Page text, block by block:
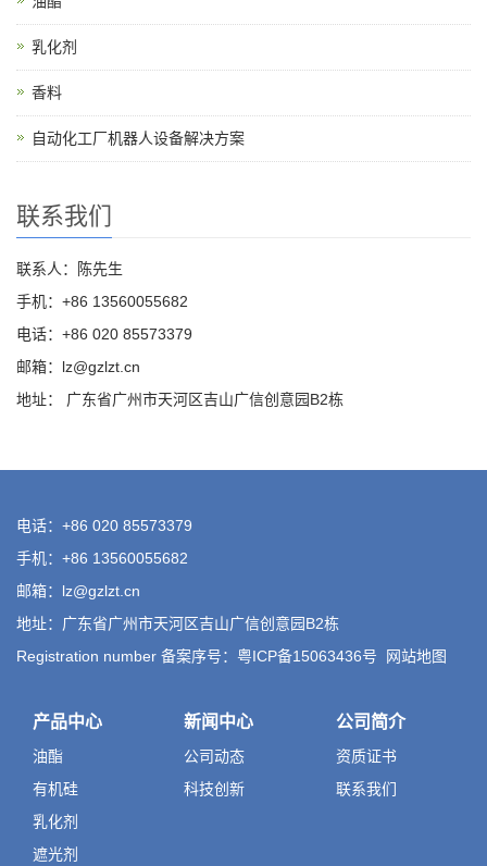
乳化剂
香料
自动化工厂机器人设备解决方案
联系我们
联系人：陈先生
手机：+86 13560055682
电话：+86 020 85573379
邮箱：lz@gzlzt.cn
地址： 广东省广州市天河区吉山广信创意园B2栋
电话：+86 020 85573379
手机：+86 13560055682
邮箱：lz@gzlzt.cn
地址：广东省广州市天河区吉山广信创意园B2栋
Registration number 备案序号：粤ICP备15063436号
网站地图
产品中心
油酯
有机硅
乳化剂
遮光剂
新闻中心
公司动态
科技创新
公司简介
资质证书
联系我们